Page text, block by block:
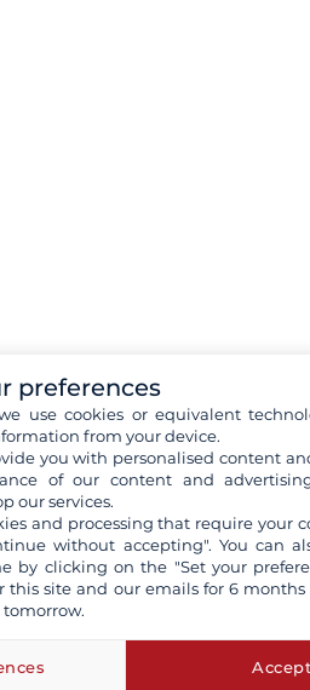
preferences
use cookies or equivalent
from your device.
you with personalised content
of our content and
our services.
and processing that require your
without accepting". You can
by clicking on the "Set your
this site and our emails for 6